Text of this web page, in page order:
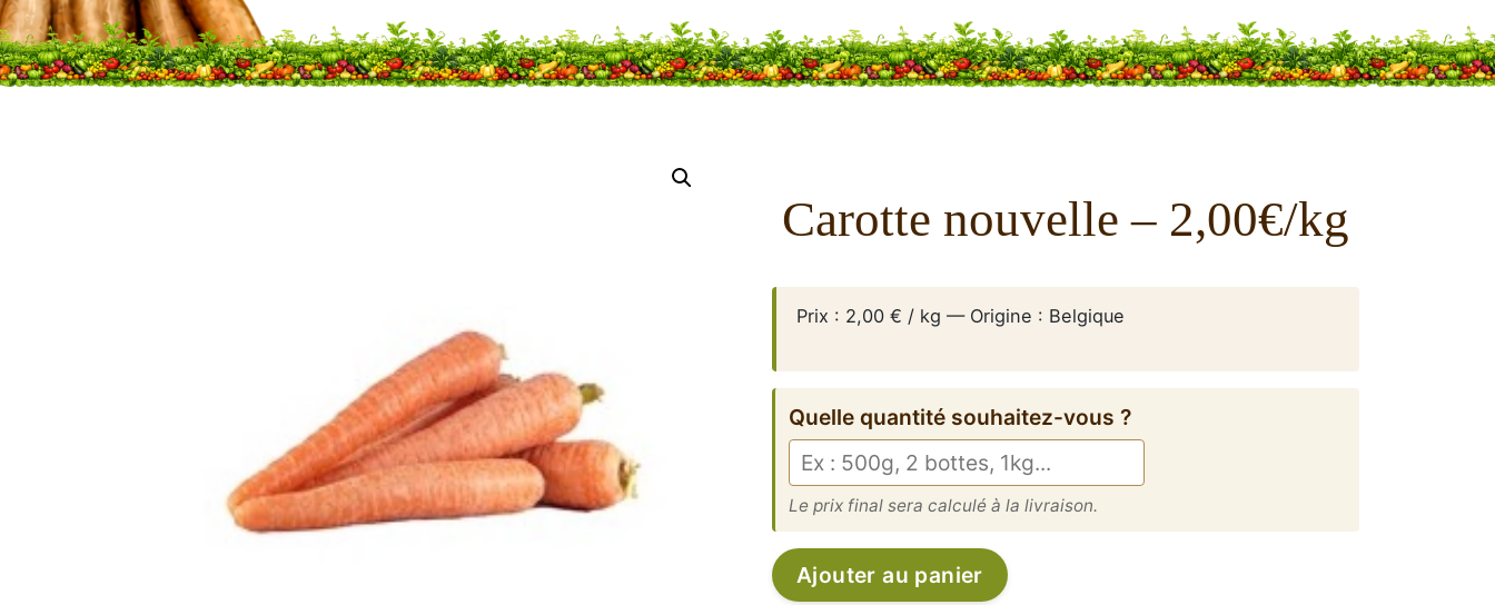
Carotte nouvelle – 2,00€/kg
Prix : 2,00 € / kg — Origine : Belgique
Quelle quantité souhaitez-vous ?
Le prix final sera calculé à la livraison.
quantité
de
Ajouter au panier Alternative: